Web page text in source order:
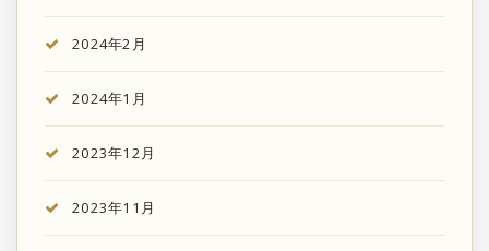
2024年2月
2024年1月
2023年12月
2023年11月